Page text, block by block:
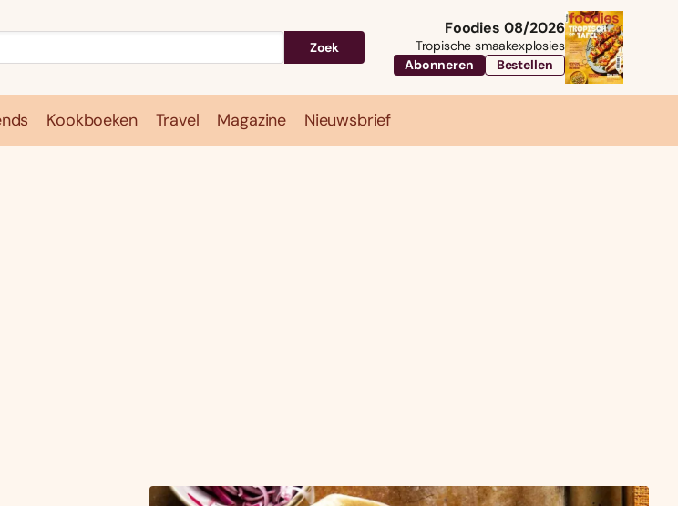
Zoek
Foodies 08/2026
Tropische smaakexplosies
Abonneren
Bestellen
Kookboeken Travel Magazine Nieuwsbrief